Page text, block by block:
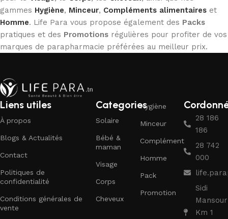
gammes Hygiène, Minceur, Compléments alimentaires et
Homme. Life Para vous propose également des Packs
pratiques et des Promotions régulières pour profiter de vos
marques de parapharmacie préférées au meilleur prix.
Liens utiles
À propos
Blogs & Actualités
Contact
Politiques de
confidentialité
Conditions générales de
vente
Categories
Solaire
Bébé &
maman
Visage
Corps
Cheveux
Hygiène
Minceur
Complément
Homme
Pack
Promotion
28 186
186
28 742
000
Sidi
Mansour
Km 1